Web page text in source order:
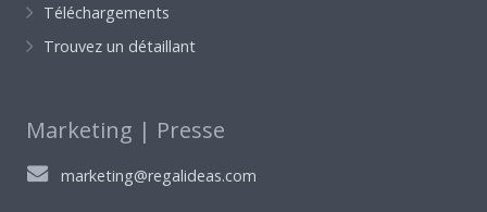
Téléchargements
Trouvez un détaillant
Marketing | Presse
marketing@regalideas.com